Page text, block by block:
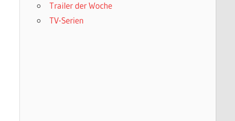
Trailer der Woche
TV-Serien